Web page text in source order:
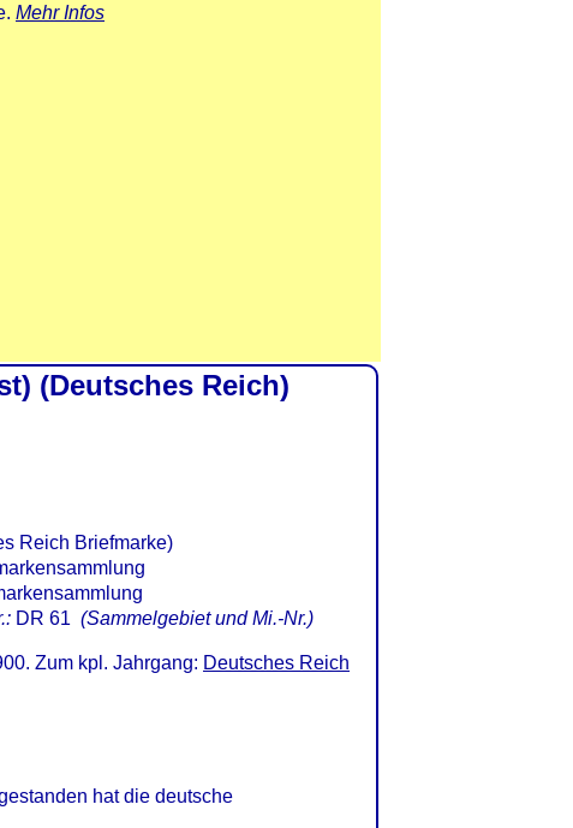
Mehr Infos
(Deutsches Reich)
Reich Briefmarke)
DR 61 (Sammelgebiet und Mi.-Nr.)
Zum kpl. Jahrgang: Deutsches Reich
hat die deutsche